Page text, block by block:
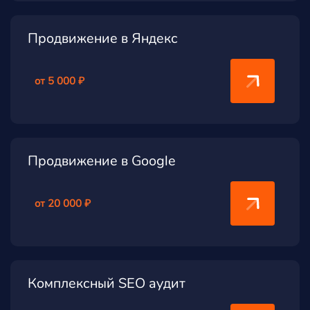
Продвижение в Яндекс
от 5 000 ₽
Продвижение в Google
от 20 000 ₽
Комплексный SEO аудит